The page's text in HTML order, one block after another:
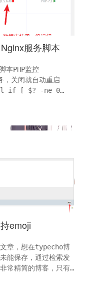
服务脚本
本PHP监控
关闭就自动重启
if [ $? -ne 0
时间： `date
emoji
章，想在typecho博
能保存，通过检索发
常精简的博客，只有